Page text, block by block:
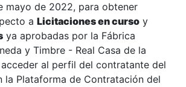
mayo de 2022, para obtener
a Licitaciones en curso y
ya aprobadas por la Fábrica
y Timbre - Real Casa de la
al perfil del contratante del
la Plataforma de Contratación del